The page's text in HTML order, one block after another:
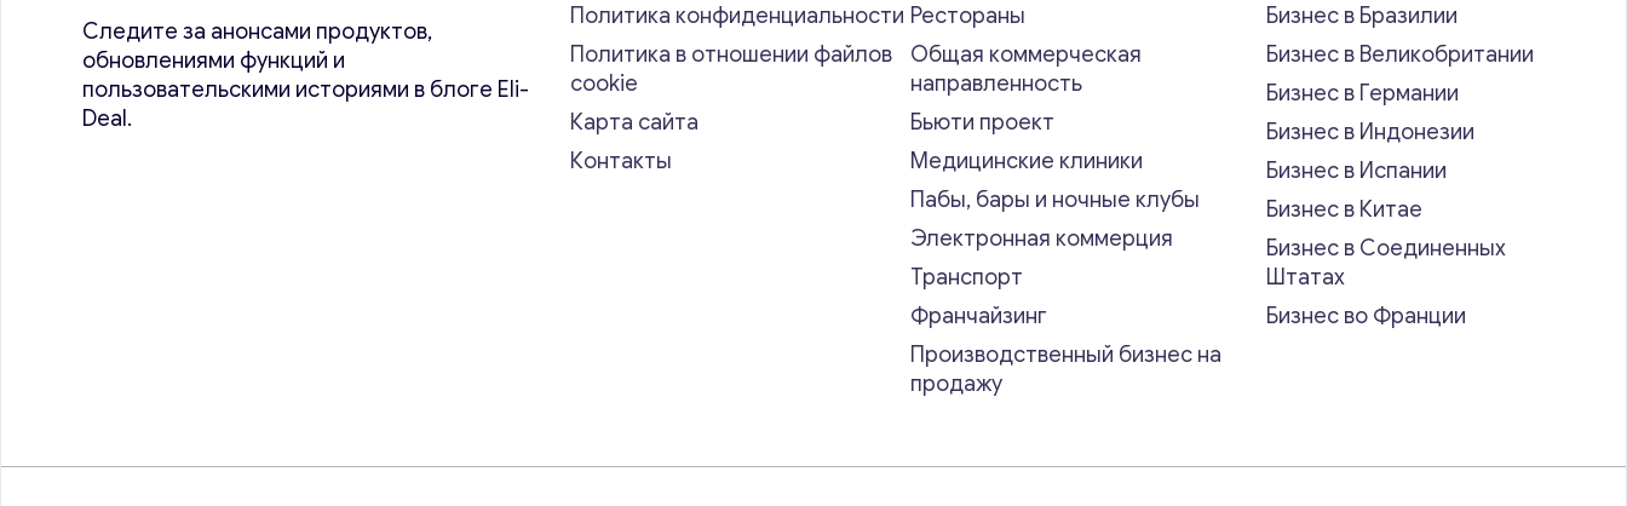
Следите за анонсами продуктов,
обновлениями функций и
пользовательскими историями в блоге Eli-
Deal.
Политика конфиденциальности
Политика в отношении файлов
cookie
Карта сайта
Контакты
Рестораны
Общая коммерческая
направленность
Бьюти проект
Медицинские клиники
Пабы, бары и ночные клубы
Электронная коммерция
Транспорт
Франчайзинг
Производственный бизнес на
продажу
Бизнес в Бразилии
Бизнес в Великобритании
Бизнес в Германии
Бизнес в Индонезии
Бизнес в Испании
Бизнес в Китае
Бизнес в Соединенных
Штатах
Бизнес во Франции